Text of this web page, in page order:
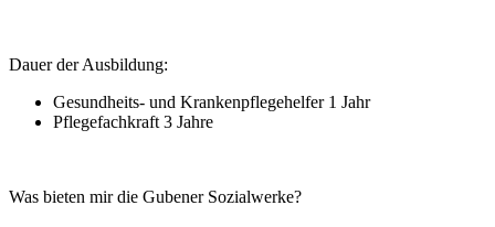
Dauer der Ausbildung:
Gesundheits- und Krankenpflegehelfer 1 Jahr
Pflegefachkraft 3 Jahre
Was bieten mir die Gubener Sozialwerke?